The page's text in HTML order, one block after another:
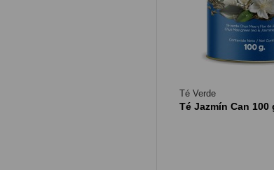
Té Verde
Té Jazmín Can 100